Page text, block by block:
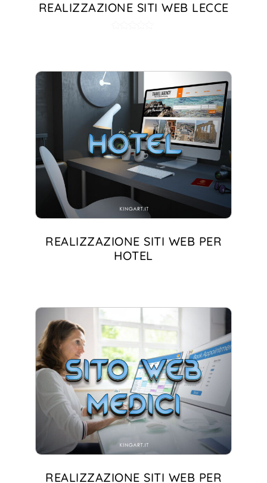
REALIZZAZIONE SITI WEB LECCE
REALIZZAZIONE SITI WEB PER
HOTEL
REALIZZAZIONE SITI WEB PER